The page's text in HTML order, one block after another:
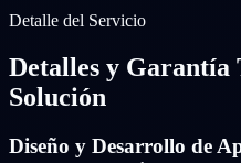
Detalle del Servicio
Detalles y Garantía
Solución
Diseño y Desarrollo de